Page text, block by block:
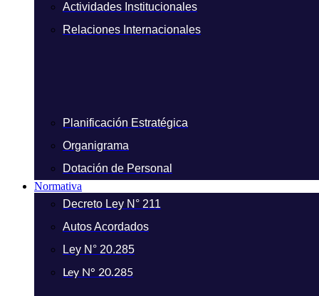
Actividades Institucionales
Relaciones Internacionales
Planificación Estratégica
Organigrama
Dotación de Personal
Normativa
Decreto Ley N° 211
Autos Acordados
Ley N° 20.285
Ley N° 20.285